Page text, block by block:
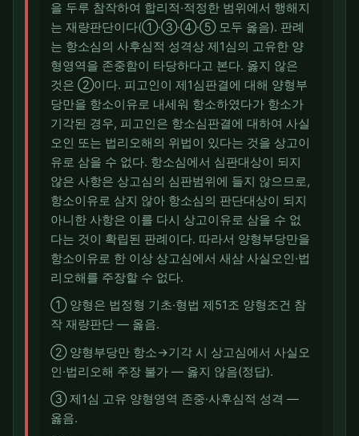
을 두루 참작하여 합리적·적정한 범위에서 행해지
는 재량판단이다(①·③·④·⑤ 모두 옳음). 판례
는 항소심의 사후심적 성격상 제1심의 고유한 양
형영역을 존중함이 타당하다고 본다. 옳지 않은
것은 ②이다. 피고인이 제1심판결에 대해 양형부
당만을 항소이유로 내세워 항소하였다가 항소가
기각된 경우, 피고인은 항소심판결에 대하여 사실
오인 또는 법리오해의 위법이 있다는 것을 상고이
유로 삼을 수 없다. 항소심에서 심판대상이 되지
않은 사항은 상고심의 심판범위에 들지 않으므로,
항소이유로 삼지 않아 항소심의 판단대상이 되지
아니한 사항은 이를 다시 상고이유로 삼을 수 없
다는 것이 확립된 판례이다. 따라서 양형부당만을
항소이유로 한 이상 상고심에서 새삼 사실오인·법
리오해를 주장할 수 없다.
① 양형은 법정형 기초·형법 제51조 양형조건 참
작 재량판단 — 옳음.
② 양형부당만 항소→기각 시 상고심에서 사실오
인·법리오해 주장 불가 — 옳지 않음(정답).
③ 제1심 고유 양형영역 존중·사후심적 성격 —
옳음.